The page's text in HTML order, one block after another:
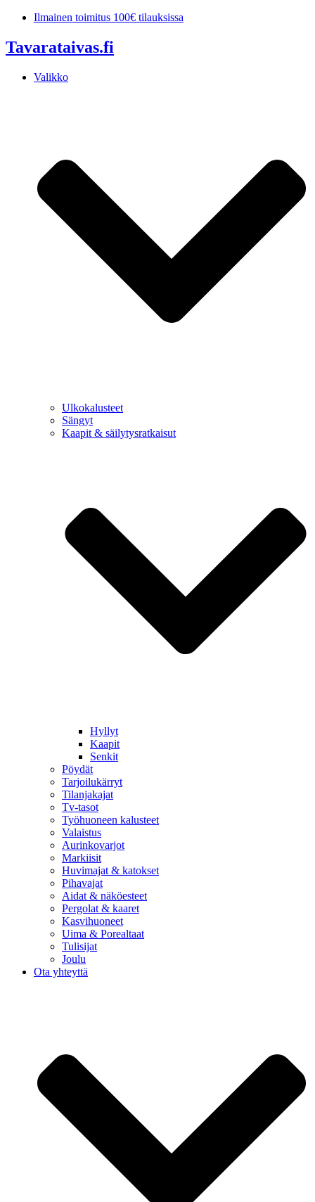
Mene
Ilmainen toimitus 100€ tilauksissa
Tavarataivas.fi
Valikko
Ulkokalusteet
Sängyt
Kaapit & säilytysratkaisut
Hyllyt
Kaapit
Senkit
Pöydät
Tarjoilukärryt
Tilanjakajat
Tv-tasot
Työhuoneen kalusteet
Valaistus
Aurinkovarjot
Markiisit
Huvimajat & katokset
Pihavajat
Aidat & näköesteet
Pergolat & kaaret
Kasvihuoneet
Uima & Porealtaat
Tulisijat
Joulu
Ota yhteyttä